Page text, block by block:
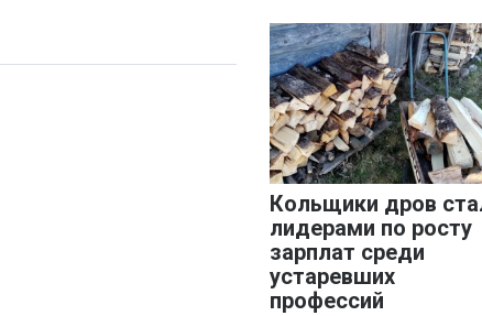
конфликтов и
Кольщики дров
лидерами по росту
зарплат среди
устаревших
профессий